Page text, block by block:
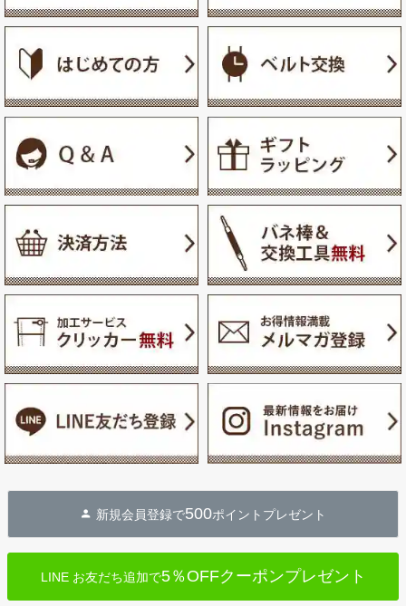
新規会員登録で500ポイントプレゼント
LINE お友だち追加で5％OFFクーポンプレゼント